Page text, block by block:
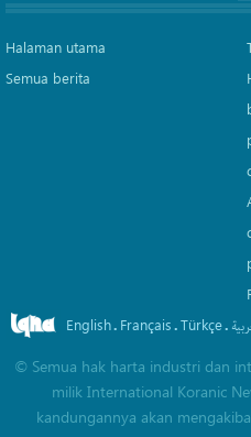
Halaman utama
Semua berita
English. Français.Türkçe.
© Semua hak harta industri dan
milik International Koranic
kandungannya akan